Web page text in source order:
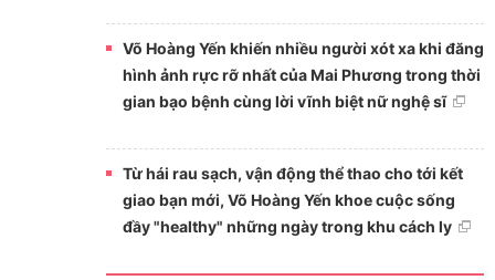
Võ Hoàng Yến khiến nhiều người xót xa khi đăng
hình ảnh rực rỡ nhất của Mai Phương trong thời
gian bạo bệnh cùng lời vĩnh biệt nữ nghệ sĩ
Từ hái rau sạch, vận động thể thao cho tới kết
giao bạn mới, Võ Hoàng Yến khoe cuộc sống
đầy "healthy" những ngày trong khu cách ly